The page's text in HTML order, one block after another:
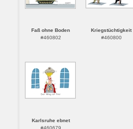
Faß ohne Boden
#460802
Kriegstüchtigkeit
#460800
Karlsruhe ebnet
#460679